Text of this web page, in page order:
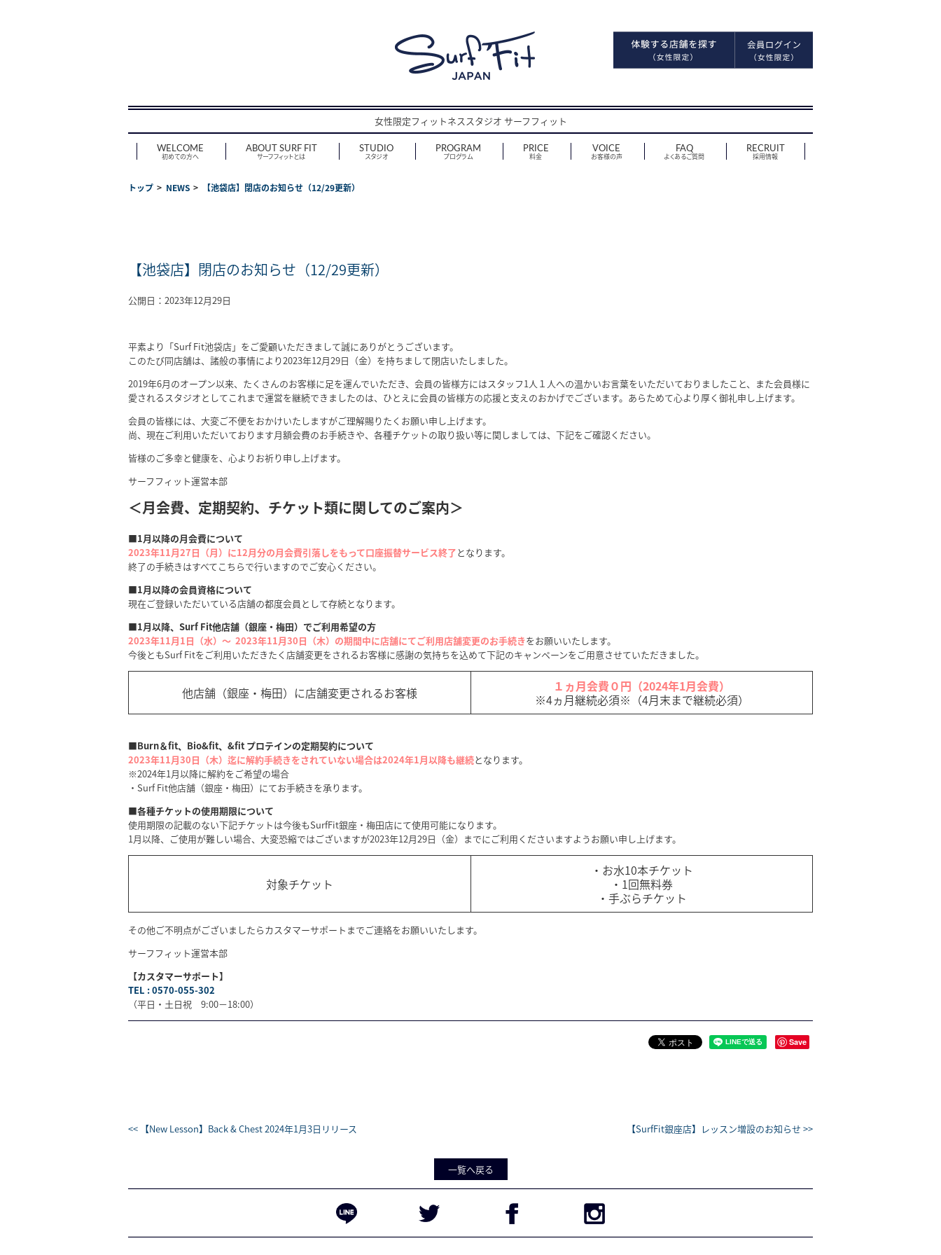
女性限定フィットネススタジオ サーフフィット
WELCOME
初めての方へ
ABOUT SURF FIT
サーフフィットとは
STUDIO
スタジオ
PROGRAM
プログラム
PRICE
料金
VOICE
お客様の声
FAQ
よくあるご質問
RECRUIT
採用情報
トップ NEWS 【池袋店】閉店のお知らせ（12/29更新）
【池袋店】閉店のお知らせ（12/29更新）
公開日：2023年12月29日
平素より「Surf Fit池袋店」をご愛顧いただきまして誠にありがとうございます。
このたび同店舗は、諸般の事情により2023年12月29日（金）を持ちまして閉店いたしました。
2019年6月のオープン以来、たくさんのお客様に足を運んでいただき、会員の皆様方にはスタッフ1人１人への温かいお言葉をいただいておりましたこと、また会員様に
愛される スタジオとしてこれまで運営を継続できましたのは、ひとえに会員の皆様方の応援と支えのおかげでございます。あらためて心より厚く御礼申し上げます。
会員の皆様には、大変ご不便をおかけいたしますがご理解賜りたくお願い申し上げます。
尚、現在ご利用いただいております月額会費のお手続きや、各種チケットの取り扱い等に関しましては、下記をご確認ください。
皆様のご多幸と健康を、心よりお祈り申し上げます。
サーフフィット運営本部
＜月会費、定期契約、チケット類に関してのご案内＞
■1月以降の月会費について
2023年11月27日（月）に12月分の月会費引落しをもって口座振替サービス終了となります。
終了の手続きはすべてこちらで行いますのでご安心ください。
■1月以降の会員資格について
現在ご登録いただいている店舗の都度会員として存続となります。
■1月以降、Surf Fit他店舗（銀座・梅田）でご利用希望の方
2023年11月1日（水）～ 2023年11月30日（木）の期間中に店舗にてご利用店舗変更のお手続きをお願いいたします。
今後ともSurf Fitをご利用いただきたく店舗変更をされるお客様に感謝の気持ちを込めて下記のキャンペーンをご用意させていただきました。
他店舗 （銀座・梅田）に店舗変更されるお客様
１ヵ月会費０円（2024年1月会費）
※4ヵ月継続必須※（4月末まで継続必須）
■Burn＆fit、Bio&fit、&fit プロテインの定期契約について
2023年11月30日（木）迄に解約手続きをされていない場合は2024年1月以降も継続となります。
※2024年1月以降に解約をご希望の場合
・Surf Fit他店舗（銀座・梅田）にてお手続きを承ります。
■各種チケットの使用期限について
使用期限の記載のない下記チケットは今後もSurfFit銀座・梅田店にて使用可能になります。
1月以降、ご使用が難しい場合、大変恐縮ではございますが2023年12月29日（金）までにご利用くださいますようお願い申し上げます。
対象チケット
・お水10本チケット
・1回無料券
・手ぶらチケット
その他ご不明点がございましたらカスタマーサポートまでご連絡をお願いいたします。
サーフフィット運営本部
【カスタマーサポート】
TEL : 0570-055-302
（平日・土日祝 9:00－18:00）
Save
<< 【New Lesson】Back & Chest 2024年1月3日リリース 【SurfFit銀座店】レッスン増設のお知らせ >>
一覧へ戻る